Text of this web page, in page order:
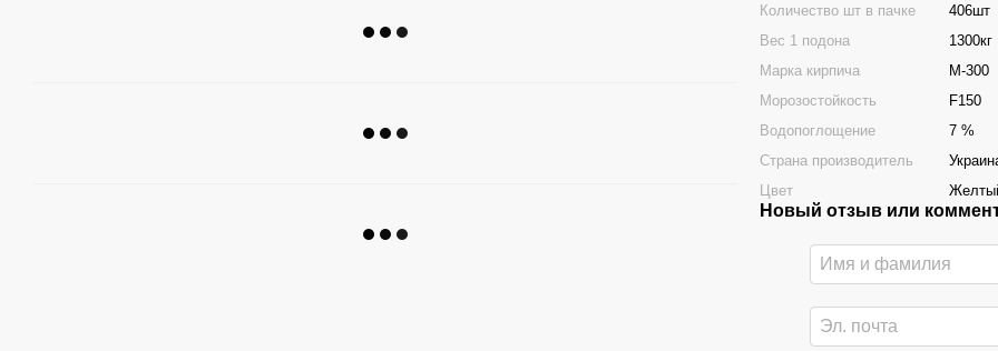
Количество шт в пачке
406шт
Вес 1 подона
1300кг
Марка кирпича
М-300
Морозостойкость
F150
Водопоглощение
7 %
Страна производитель
Цвет
Новый отзыв или